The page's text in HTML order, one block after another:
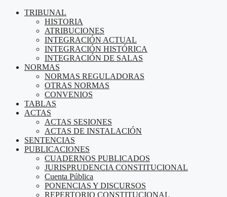
TRIBUNAL
HISTORIA
ATRIBUCIONES
INTEGRACIÓN ACTUAL
INTEGRACIÓN HISTÓRICA
INTEGRACIÓN DE SALAS
NORMAS
NORMAS REGULADORAS
OTRAS NORMAS
CONVENIOS
TABLAS
ACTAS
ACTAS SESIONES
ACTAS DE INSTALACIÓN
SENTENCIAS
PUBLICACIONES
CUADERNOS PUBLICADOS
JURISPRUDENCIA CONSTITUCIONAL
Cuenta Pública
PONENCIAS Y DISCURSOS
REPERTORIO CONSTITUCIONAL